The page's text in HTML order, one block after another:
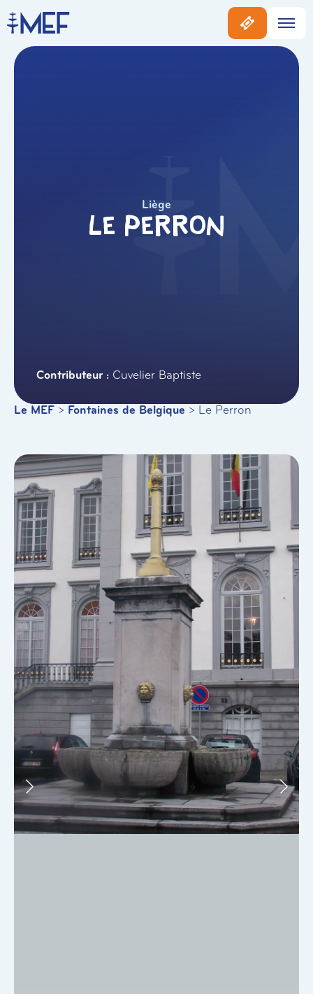
Liège
Le Perron
Cuvelier Baptiste
Le MEF > Fontaines de Belgique > Le Perron